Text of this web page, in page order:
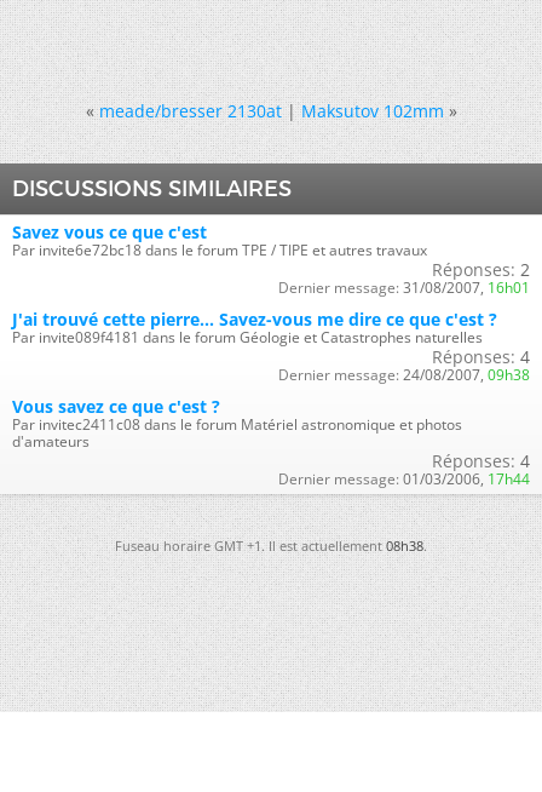
« meade/bresser 2130at|Maksutov 102mm »
DISCUSSIONS SIMILAIRES
Savez vous ce que c'est
Par invite6e72bc18 dans le forum TPE / TIPE et autres travaux
Réponses: 2
Dernier message: 31/08/2007, 16h01
J'ai trouvé cette pierre... Savez-vous me dire ce que c'est ?
Par invite089f4181 dans le forum Géologie et Catastrophes naturelles
Réponses: 4
Dernier message: 24/08/2007, 09h38
Vous savez ce que c'est ?
Par invitec2411c08 dans le forum Matériel astronomique et photos
d'amateurs
Réponses: 4
Dernier message: 01/03/2006, 17h44
Fuseau horaire GMT +1. Il est actuellement08h38.